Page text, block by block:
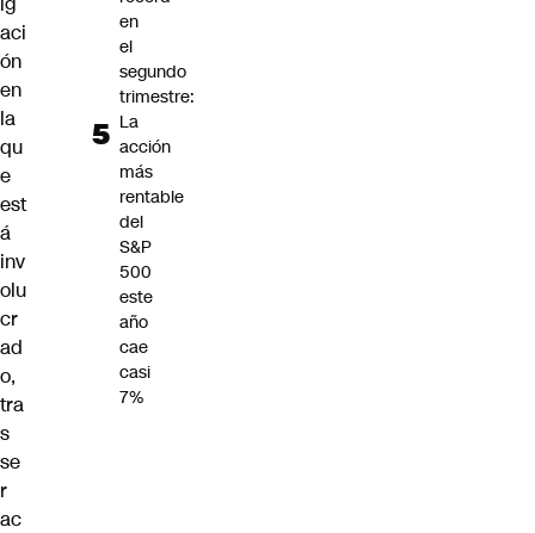
aci
ón
en
la
qu
e
est
á
inv
olu
cr
ad
o,
tra
s
se
r
ac
en
el
segundo
trimestre:
La
acción
más
rentable
del
S&P
500
este
año
cae
casi
7%